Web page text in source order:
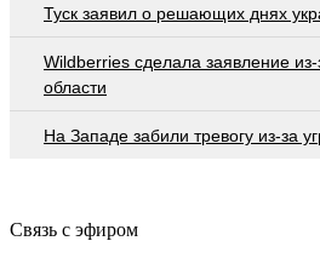
Туск заявил о решающих днях
Wildberries cделала заявление
области
На Западе забили тревогу из-за
Связь с эфиром